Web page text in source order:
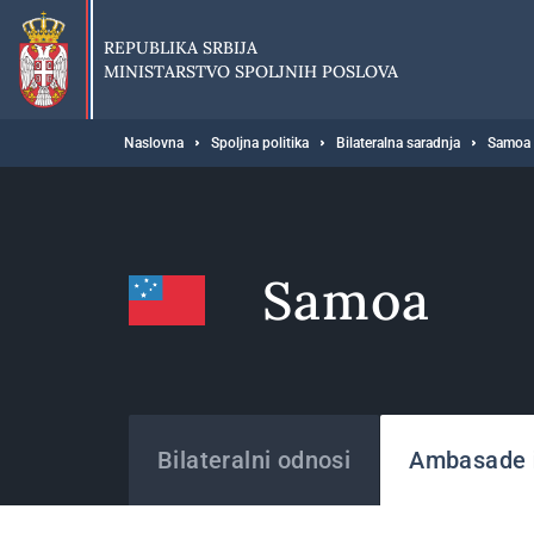
Preskoči
glavni
deo
sadržaja
REPUBLIKA SRBIJA
MINISTARSTVO SPOLJNIH POSLOVA
Breadcrumb
Naslovna Spoljna politika Bilateralna saradnja Samoa
Samoa
Bilateralni odnosi